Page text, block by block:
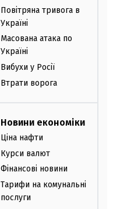
Повітряна тривога в
Україні
Масована атака по
Україні
Вибухи у Росії
Втрати ворога
Новини економіки
Ціна нафти
Курси валют
Фінансові новини
Тарифи на комунальні
послуги